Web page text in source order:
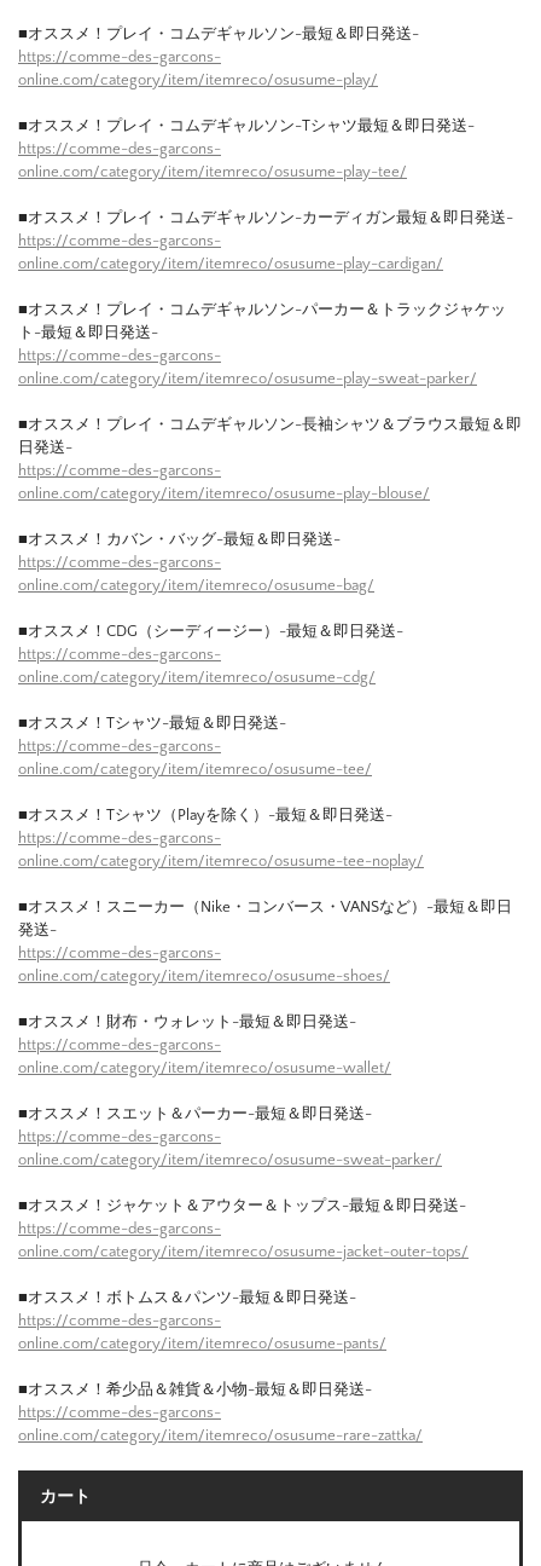
■オススメ！プレイ・コムデギャルソン-最短＆即日発送-
https://comme-des-garcons-
online.com/category/item/itemreco/osusume-play/
■オススメ！プレイ・コムデギャルソン-Tシャツ最短＆即日発送-
https://comme-des-garcons-
online.com/category/item/itemreco/osusume-play-tee/
■オススメ！プレイ・コムデギャルソン-カーディガン最短＆即日発送-
https://comme-des-garcons-
online.com/category/item/itemreco/osusume-play-cardigan/
■オススメ！プレイ・コムデギャルソン-パーカー＆トラックジャケッ
ト-最短＆即日発送-
https://comme-des-garcons-
online.com/category/item/itemreco/osusume-play-sweat-parker/
■オススメ！プレイ・コムデギャルソン-長袖シャツ＆ブラウス最短＆即
日発送-
https://comme-des-garcons-
online.com/category/item/itemreco/osusume-play-blouse/
■オススメ！カバン・バッグ-最短＆即日発送-
https://comme-des-garcons-
online.com/category/item/itemreco/osusume-bag/
■オススメ！CDG（シーディージー）-最短＆即日発送-
https://comme-des-garcons-
online.com/category/item/itemreco/osusume-cdg/
■オススメ！Tシャツ-最短＆即日発送-
https://comme-des-garcons-
online.com/category/item/itemreco/osusume-tee/
■オススメ！Tシャツ（Playを除く）-最短＆即日発送-
https://comme-des-garcons-
online.com/category/item/itemreco/osusume-tee-noplay/
■オススメ！スニーカー（Nike・コンバース・VANSなど）-最短＆即日
発送-
https://comme-des-garcons-
online.com/category/item/itemreco/osusume-shoes/
■オススメ！財布・ウォレット-最短＆即日発送-
https://comme-des-garcons-
online.com/category/item/itemreco/osusume-wallet/
■オススメ！スエット＆パーカー-最短＆即日発送-
https://comme-des-garcons-
online.com/category/item/itemreco/osusume-sweat-parker/
■オススメ！ジャケット＆アウター＆トップス-最短＆即日発送-
https://comme-des-garcons-
online.com/category/item/itemreco/osusume-jacket-outer-tops/
■オススメ！ボトムス＆パンツ-最短＆即日発送-
https://comme-des-garcons-
online.com/category/item/itemreco/osusume-pants/
■オススメ！希少品＆雑貨＆小物-最短＆即日発送-
https://comme-des-garcons-
online.com/category/item/itemreco/osusume-rare-zattka/
カート